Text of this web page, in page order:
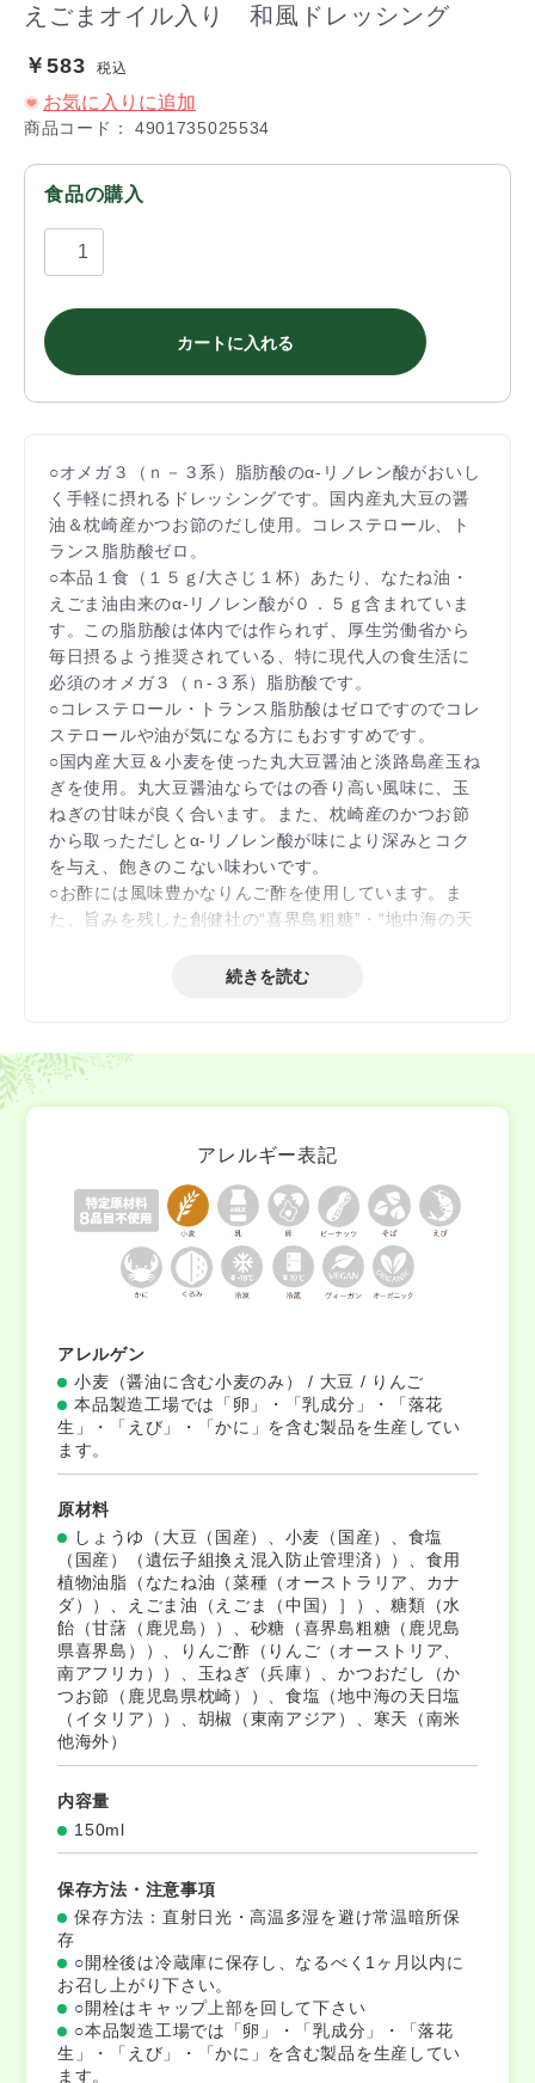
えごまオイル入り 和風ドレッシング
￥583 税込
お気に入りに追加
商品コード： 4901735025534
食品の購入
カートに入れる
○オメガ３（ｎ－３系）脂肪酸のα-リノレン酸がおいし
く手軽に摂れるドレッシングです。国内産丸大豆の醤
油＆枕崎産かつお節のだし使用。コレステロール、ト
ランス脂肪酸ゼロ。
○本品１食（１５ｇ/大さじ１杯）あたり、なたね油・
えごま油由来のα-リノレン酸が０．５ｇ含まれていま
す。この脂肪酸は体内では作られず、厚生労働省から
毎日摂るよう推奨されている、特に現代人の食生活に
必須のオメガ３（ｎ-３系）脂肪酸です。
○コレステロール・トランス脂肪酸はゼロですのでコレ
ステロールや油が気になる方にもおすすめです。
○国内産大豆＆小麦を使った丸大豆醤油と淡路島産玉ね
ぎを使用。丸大豆醤油ならではの香り高い風味に、玉
ねぎの甘味が良く合います。また、枕崎産のかつお節
から取っただしとα-リノレン酸が味により深みとコク
を与え、飽きのこない味わいです。
○お酢には風味豊かなりんご酢を使用しています。ま
た、旨みを残した創健社の“喜界島粗糖”・“地中海の天
続きを読む
アレルギー表記
アレルゲン
小麦（醤油に含む小麦のみ） / 大豆 / りんご
本品製造工場では「卵」・「乳成分」・「落花
生」・「えび」・「かに」を含む製品を生産してい
ます。
原材料
しょうゆ（大豆（国産）、小麦（国産）、食塩
（国産）（遺伝子組換え混入防止管理済））、食用
植物油脂（なたね油（菜種（オーストラリア、カナ
ダ））、えごま油（えごま（中国）］）、糖類（水
飴（甘藷（鹿児島））、砂糖（喜界島粗糖（鹿児島
県喜界島））、りんご酢（りんご（オーストリア、
南アフリカ））、玉ねぎ（兵庫）、かつおだし（か
つお節（鹿児島県枕崎））、食塩（地中海の天日塩
（イタリア））、胡椒（東南アジア）、寒天（南米
他海外）
内容量
150ml
保存方法・注意事項
保存方法：直射日光・高温多湿を避け常温暗所保
存
○開栓後は冷蔵庫に保存し、なるべく1ヶ月以内に
お召し上がり下さい。
○開栓はキャップ上部を回して下さい
○本品製造工場では「卵」・「乳成分」・「落花
生」・「えび」・「かに」を含む製品を生産してい
ます。